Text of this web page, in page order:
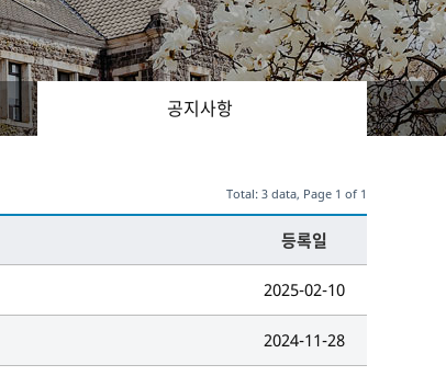
공지사항
Total: 3 data, Page 1 of 1
등록일
2025-02-10
2024-11-28